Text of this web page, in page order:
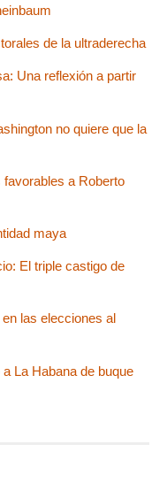
de la ultraderecha
Una reflexión a partir
no quiere que la
a Roberto
maya
El triple castigo de
las elecciones al
La Habana de buque